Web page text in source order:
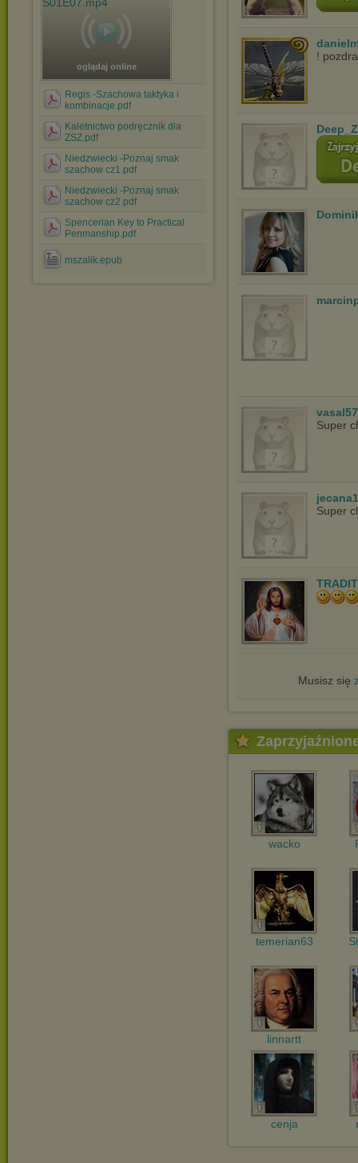
oglądaj online
Regis -Szachowa taktyka i
kombinacje.pdf
Kaletnictwo podręcznik dla
ZSZ.pdf
Niedzwiecki -Poznaj smak
szachow cz1.pdf
Niedzwiecki -Poznaj smak
szachow cz2.pdf
Spencerian Key to Practical
Penmanship.pdf
mszalik.epub
!
Super
Super
Musisz się
wacko
temerian63
linnartt
cenja